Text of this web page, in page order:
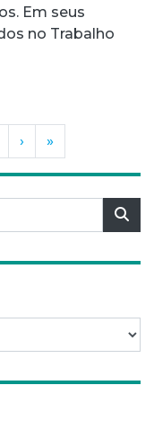
Em seus
no Trabalho
› »